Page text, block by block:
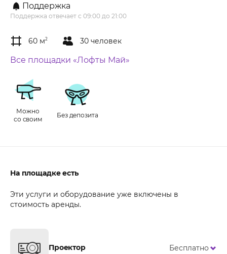
Поддержка
Поддержка отвечает с 09:00 до 21:00
60 м2 30 человек
Все площадки «Лофты Май»
Можно
со своим
Без депозита
На площадке есть
Эти услуги и оборудование уже включены в
стоимость аренды.
Проектор Бесплатно